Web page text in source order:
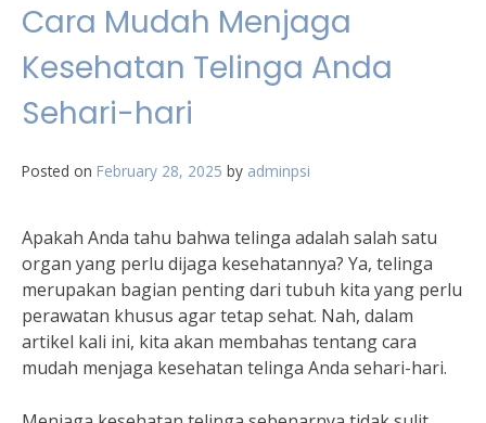
Cara Mudah Menjaga
Kesehatan Telinga Anda
Sehari-hari
Posted on February 28, 2025 by adminpsi
Apakah Anda tahu bahwa telinga adalah salah satu
organ yang perlu dijaga kesehatannya? Ya, telinga
merupakan bagian penting dari tubuh kita yang perlu
perawatan khusus agar tetap sehat. Nah, dalam
artikel kali ini, kita akan membahas tentang cara
mudah menjaga kesehatan telinga Anda sehari-hari.